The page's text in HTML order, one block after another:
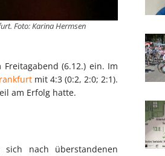
Foto: Karina Hermsen
(6.12.) ein. Im
mit 4:3 (0:2, 2:0; 2:1).
am Erfolg hatte.
nach überstandenen